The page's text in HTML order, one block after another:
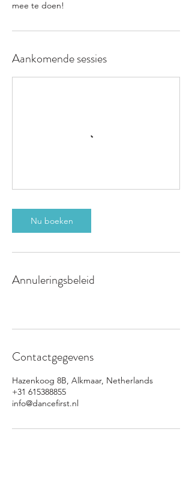
Aankomende sessies
Nu boeken
Annuleringsbeleid
Contactgegevens
Hazenkoog 8B, Alkmaar, Netherlands
+31 615388855
info@dancefirst.nl